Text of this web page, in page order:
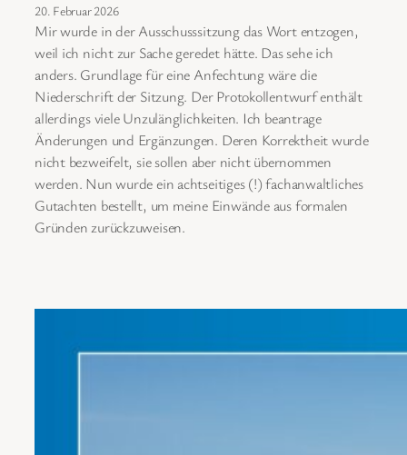
20. Februar 2026
Mir wurde in der Ausschusssitzung das Wort entzogen,
weil ich nicht zur Sache geredet hätte. Das sehe ich
anders. Grundlage für eine Anfechtung wäre die
Niederschrift der Sitzung. Der Protokollentwurf enthält
allerdings viele Unzulänglichkeiten. Ich beantrage
Änderungen und Ergänzungen. Deren Korrektheit wurde
nicht bezweifelt, sie sollen aber nicht übernommen
werden. Nun wurde ein achtseitiges (!) fachanwaltliches
Gutachten bestellt, um meine Einwände aus formalen
Gründen zurückzuweisen.